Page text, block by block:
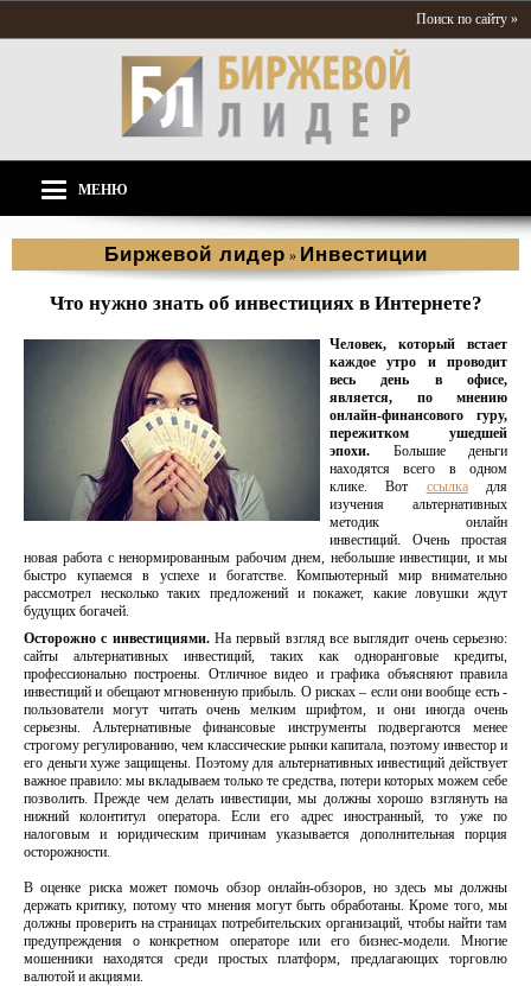
Поиск по сайту »
МЕНЮ
Биржевой лидер » Инвестиции
Что нужно знать об инвестициях в Интернете?
Человек, который встает
каждое утро и проводит
весь день в офисе,
является, по мнению
онлайн-финансового гуру,
пережитком ушедшей
эпохи. Большие деньги
находятся всего в одном
клике. Вот ссылкадля
изучения альтернативных
методик онлайн
инвестиций. Очень простая
новая работа с ненормированным рабочим днем, небольшие инвестиции, и мы
быстро купаемся в успехе и богатстве. Компьютерный мир внимательно
рассмотрел несколько таких предложений и покажет, какие ловушки ждут
будущих богачей.
Осторожно с инвестициями. На первый взгляд все выглядит очень серьезно:
сайты альтернативных инвестиций, таких как одноранговые кредиты,
профессионально построены. Отличное видео и графика объясняют правила
инвестиций и обещают мгновенную прибыль. О рисках – если они вообще есть -
пользователи могут читать очень мелким шрифтом, и они иногда очень
серьезны. Альтернативные финансовые инструменты подвергаются менее
строгому регулированию, чем классические рынки капитала, поэтому инвестор и
его деньги хуже защищены. Поэтому для альтернативных инвестиций действует
важное правило: мы вкладываем только те средства, потери которых можем себе
позволить. Прежде чем делать инвестиции, мы должны хорошо взглянуть на
нижний колонтитул оператора. Если его адрес иностранный, то уже по
налоговым и юридическим причинам указывается дополнительная порция
осторожности.
В оценке риска может помочь обзор онлайн-обзоров, но здесь мы должны
держать критику, потому что мнения могут быть обработаны. Кроме того, мы
должны проверить на страницах потребительских организаций, чтобы найти там
предупреждения о конкретном операторе или его бизнес-модели. Многие
мошенники находятся среди простых платформ, предлагающих торговлю
валютой и акциями.